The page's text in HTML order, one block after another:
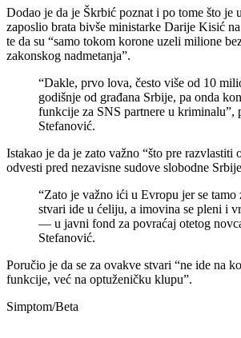
Dodao je da je Škrbić poznat i po tome što je
zaposlio brata bivše ministarke Darije Kisić
te da su “samo tokom korone uzeli milione
zakonskog nadmetanja”.
“Dakle, prvo lova, često više od 10
godišnje od građana Srbije, pa onda
funkcije za SNS partnere u kriminalu”,
Stefanović.
Istakao je da je zato važno “što pre razvlastiti
odvesti pred nezavisne sudove slobodne
“Zato je važno ići u Evropu jer se tamo
stvari ide u ćeliju, a imovina se pleni i
— u javni fond za povraćaj otetog
Stefanović.
Poručio je da se za ovakve stvari “ne ide na
funkcije, već na optuženičku klupu”.
Simptom/Beta